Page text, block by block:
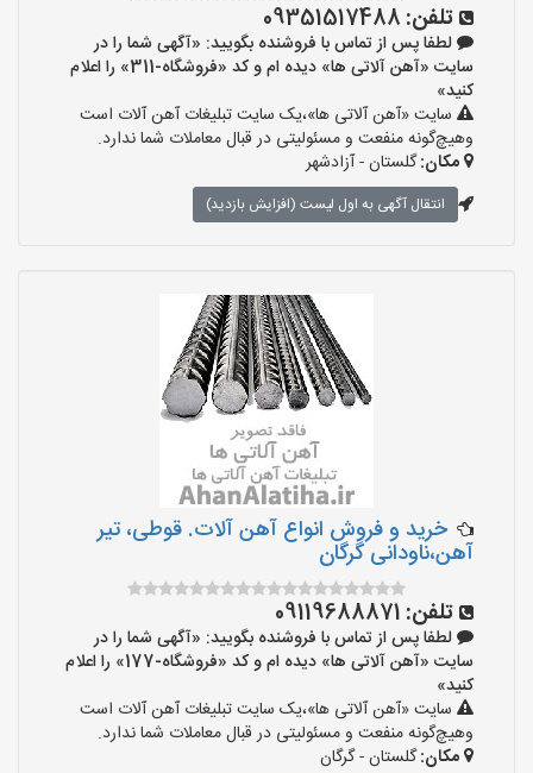
تلفن: 09351517488
لطفا پس از تماس با فروشنده بگویید: «آگهی شما را در
سایت «آهن آلاتی ها» دیده ام و کد «فروشگاه-311» را اعلام
کنید»
سایت «آهن آلاتی ها»،یک سایت تبلیغات آهن آلات است
وهیچ‌گونه منفعت و مسئولیتی در قبال معاملات شما ندارد.
مکان:گلستان - آزادشهر
انتقال آگهی به اول لیست (افزایش بازدید)
خرید و فروش انواع آهن آلات. قوطی، تیر
آهن،ناودانی گرگان
تلفن: 09119688871
لطفا پس از تماس با فروشنده بگویید: «آگهی شما را در
سایت «آهن آلاتی ها» دیده ام و کد «فروشگاه-177» را اعلام
کنید»
سایت «آهن آلاتی ها»،یک سایت تبلیغات آهن آلات است
وهیچ‌گونه منفعت و مسئولیتی در قبال معاملات شما ندارد.
مکان:گلستان - گرگان